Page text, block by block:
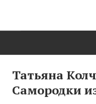
Нас поздравляют...
Татьяна
Самородки